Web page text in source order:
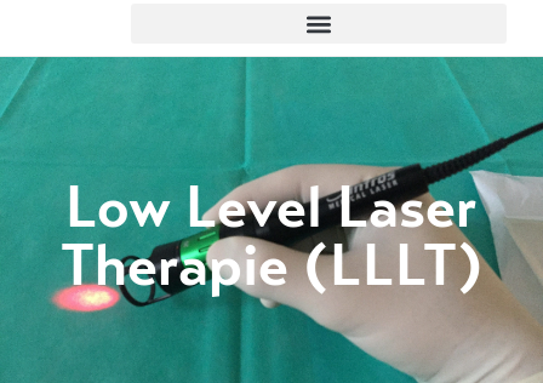
Low Level Laser
Therapie (LLLT)